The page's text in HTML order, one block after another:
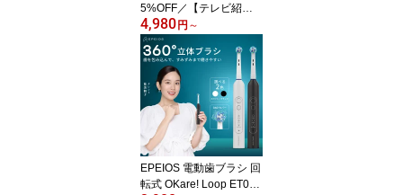
5%OFF／【テレビ紹
介】 電動歯ブラシ 音波
歯ブラシ 電動ハブラシ E
PEIOS Okare! ET003 音
波式 高周波振動 充電式
USB充電 IPX7防水 静音
最大180日使用 4モード
2分タイマー 替えブラシ
セット 歯垢ケア デンタ
ルケア オーラルケア プ
レゼント ギフト
4,980円 ～
EPEIOS 電動歯ブラシ 回
転式 OKare! Loop ET007